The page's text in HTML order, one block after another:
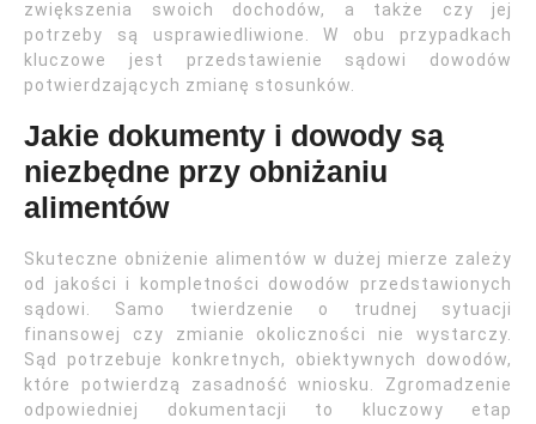
zwiększenia swoich dochodów, a także czy jej
potrzeby są usprawiedliwione. W obu przypadkach
kluczowe jest przedstawienie sądowi dowodów
potwierdzających zmianę stosunków.
Jakie dokumenty i dowody są
niezbędne przy obniżaniu
alimentów
Skuteczne obniżenie alimentów w dużej mierze zależy
od jakości i kompletności dowodów przedstawionych
sądowi. Samo twierdzenie o trudnej sytuacji
finansowej czy zmianie okoliczności nie wystarczy.
Sąd potrzebuje konkretnych, obiektywnych dowodów,
które potwierdzą zasadność wniosku. Zgromadzenie
odpowiedniej dokumentacji to kluczowy etap